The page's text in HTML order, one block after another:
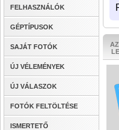
FELHASZNÁLÓK
GÉPTÍPUSOK
SAJÁT FOTÓK
ÚJ VÉLEMÉNYEK
ÚJ VÁLASZOK
FOTÓK FELTÖLTÉSE
ISMERTETŐ